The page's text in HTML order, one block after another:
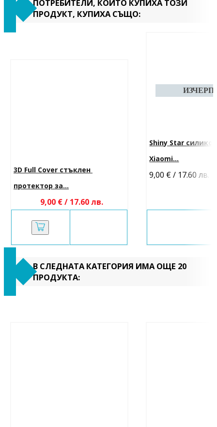
ПОТРЕБИТЕЛИ, КОИТО КУПИХА ТОЗИ
ПРОДУКТ, КУПИХА СЪЩО:
3D Full Cover стъклен
протектор за...
9,00 € / 17.60 лв.
Shiny Star
Xiaomi...
9,00 € / 17.60 лв.
В СЛЕДНАТА КАТЕГОРИЯ ИМА ОЩЕ 20
ПРОДУКТА: